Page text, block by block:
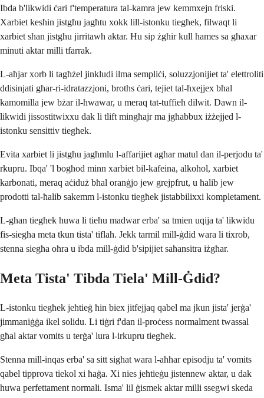
Ibda b'likwidi ċari f'temperatura tal-kamra jew kemmxejn friski.
Xarbiet kesħin jistgħu jagħtu xokk lill-istonku tiegħek, filwaqt li
xarbiet sħan jistgħu jirritawh aktar. Ħu sip żgħir kull ħames sa għaxar
minuti aktar milli tfarrak.
L-aħjar xorb li tagħżel jinkludi ilma sempliċi, soluzzjonijiet ta' elettroliti
ddisinjati għar-ri-idratazzjoni, broths ċari, tejiet tal-ħxejjex bħal
kamomilla jew bżar il-ħwawar, u meraq tat-tuffieħ dilwit. Dawn il-
likwidi jissostitwixxu dak li tlift mingħajr ma jgħabbux iżżejjed l-
istonku sensittiv tiegħek.
Evita xarbiet li jistgħu jagħmlu l-affarijiet agħar matul dan il-perjodu ta'
rkupru. Ibqa' 'l bogħod minn xarbiet bil-kafeina, alkoħol, xarbiet
karbonati, meraq aċiduż bħal oranġjo jew grejpfrut, u ħalib jew
prodotti tal-ħalib sakemm l-istonku tiegħek jistabbilixxi kompletament.
L-għan tiegħek huwa li tieħu madwar erba' sa tmien uqija ta' likwidu
fis-siegħa meta tkun tista' tiflaħ. Jekk tarmil mill-ġdid wara li tixrob,
stenna siegħa oħra u ibda mill-ġdid b'sipijiet saħansitra iżgħar.
Meta Tista' Tibda Tiela' Mill-Ġdid?
L-istonku tiegħek jeħtieġ ħin biex jitfejjaq qabel ma jkun jista' jerġa'
jimmaniġġa ikel solidu. Li tiġri f'dan il-proċess normalment twassal
għal aktar vomits u terġa' lura l-irkupru tiegħek.
Stenna mill-inqas erba' sa sitt sigħat wara l-aħħar episodju ta' vomits
qabel tipprova tiekol xi ħaġa. Xi nies jeħtieġu jistennew aktar, u dak
huwa perfettament normali. Isma' lil ġismek aktar milli ssegwi skeda